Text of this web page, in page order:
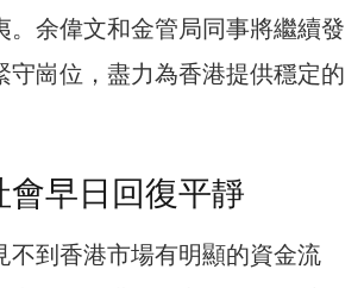
。余偉文和金管局同事將繼續發
守崗位，盡力為香港提供穩定的
會早日回復平靜
不到香港市場有明顯的資金流